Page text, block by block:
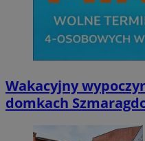
Wakacyjny
domkach
Niezbędne